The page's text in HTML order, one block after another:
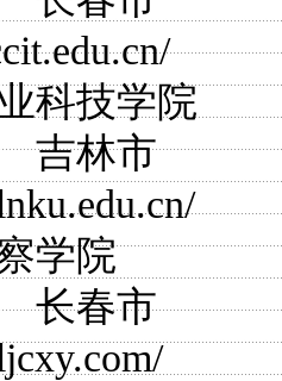
科技学院
林
学院
春